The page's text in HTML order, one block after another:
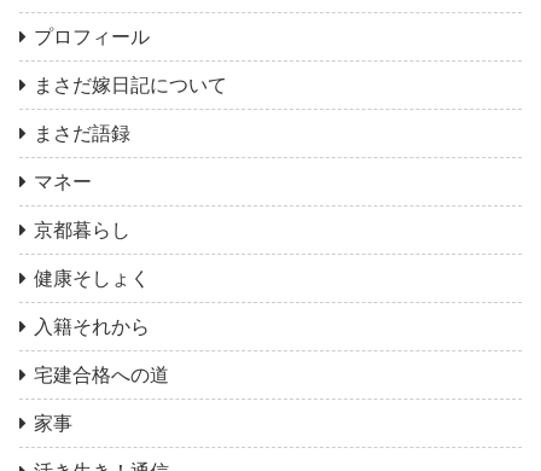
プロフィール
まさだ嫁日記について
まさだ語録
マネー
京都暮らし
健康そしょく
入籍それから
宅建合格への道
家事